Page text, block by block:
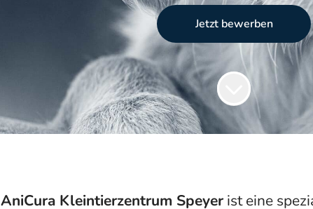
Jetzt bewerben
AniCura Kleintierzentrum Speyerist eine